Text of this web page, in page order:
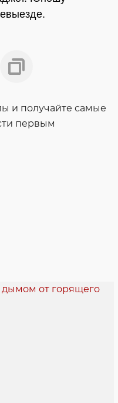
и получайте самые
первым